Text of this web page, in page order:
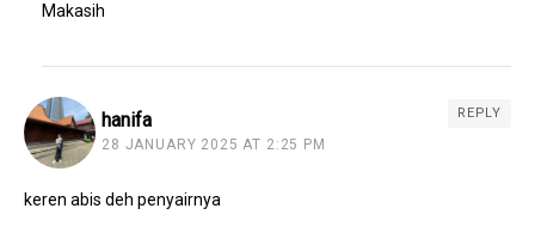
Makasih
hanifa
28 JANUARY 2025 AT 2:25 PM
REPLY
keren abis deh penyairnya